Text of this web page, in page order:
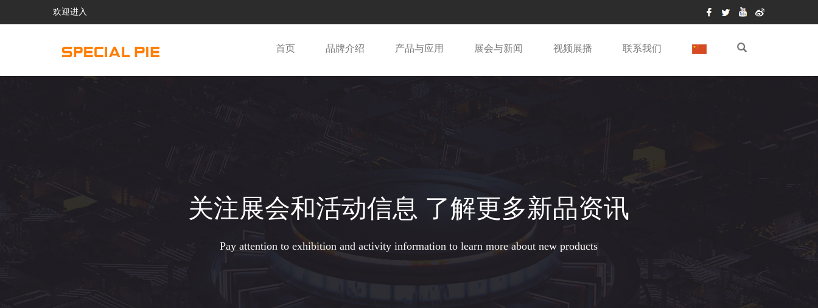
欢迎进入
首页 品牌介绍 产品与应用 展会与新闻 视频展播 联系我们
关注展会和活动信息 了解更多新品资讯
Pay attention to exhibition and activity information to learn more about new products